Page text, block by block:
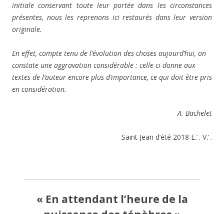
initiale conservant toute leur portée dans les circonstances
présentes, nous les reprenons ici restaurés dans leur version
originale.
En effet, compte tenu de l’évolution des choses aujourd’hui, on
constate une aggravation considérable : celle-ci donne aux
textes de l’auteur encore plus d’importance, ce qui doit être pris
en considération.
A. Bachelet
Saint Jean d’été 2018 E.̇ . V.̇ .
« En attendant l’heure de la